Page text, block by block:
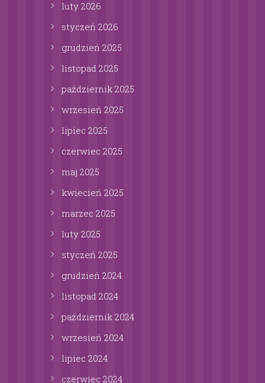
luty 2026
styczeń 2026
grudzień 2025
listopad 2025
październik 2025
wrzesień 2025
lipiec 2025
czerwiec 2025
maj 2025
kwiecień 2025
marzec 2025
luty 2025
styczeń 2025
grudzień 2024
listopad 2024
październik 2024
wrzesień 2024
lipiec 2024
czerwiec 2024